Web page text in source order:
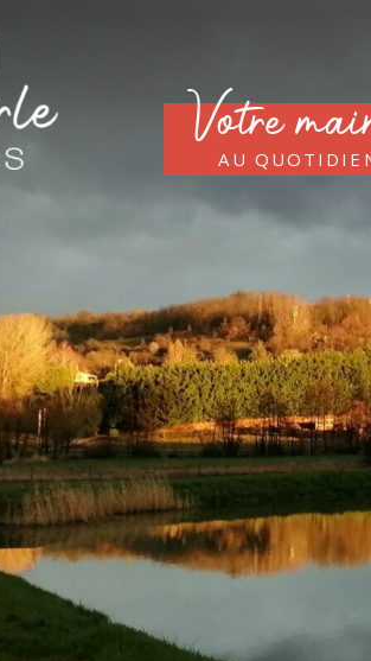
Votre
au